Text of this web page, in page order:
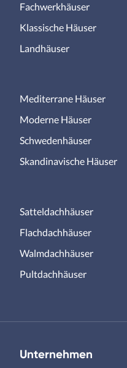
Fachwerkhäuser
Klassische Häuser
Landhäuser
Mediterrane Häuser
Moderne Häuser
Schwedenhäuser
Skandinavische Häuser
Satteldachhäuser
Flachdachhäuser
Walmdachhäuser
Pultdachhäuser
Unternehmen